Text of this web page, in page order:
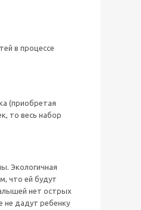
в процессе
(приобретая
то весь набор
Экологичная
что ей будут
нет острых
не дадут ребенку